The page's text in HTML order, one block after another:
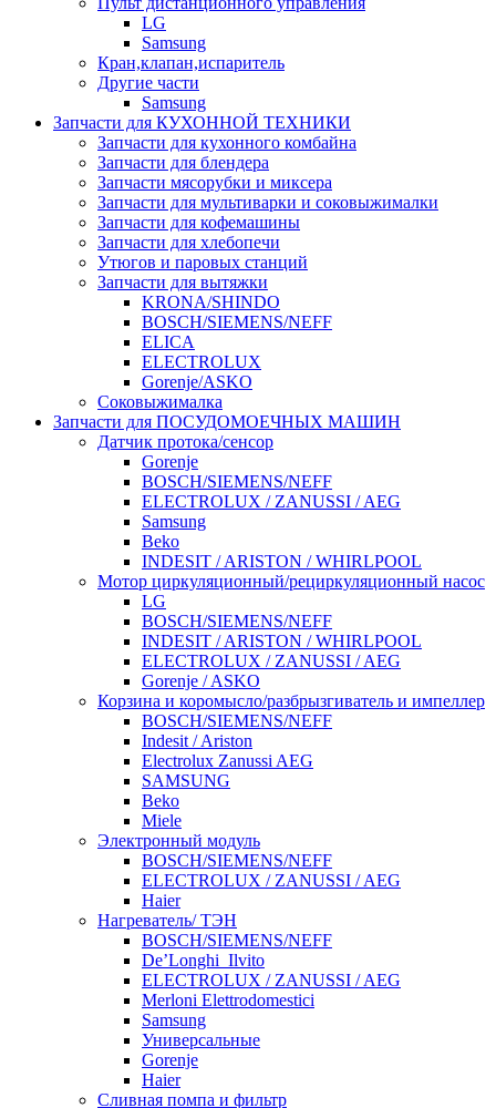
LG
Samsung
Кран,клапан,испаритель
Другие части
Samsung
Запчасти для КУХОННОЙ ТЕХНИКИ
Запчасти для кухонного комбайна
Запчасти для блендера
Запчасти мясорубки и миксера
Запчасти для мультиварки и соковыжималки
Запчасти для кофемашины
Запчасти для хлебопечи
Утюгов и паровых станций
Запчасти для вытяжки
KRONA/SHINDO
BOSCH/SIEMENS/NEFF
ELICA
ELECTROLUX
Gorenje/ASKO
Соковыжималка
Запчасти для ПОСУДОМОЕЧНЫХ МАШИН
Датчик протока/сенсор
Gorenje
BOSCH/SIEMENS/NEFF
ELECTROLUX / ZANUSSI / AEG
Samsung
Beko
INDESIT / ARISTON / WHIRLPOOL
Мотор циркуляционный/рециркуляционный насос
LG
BOSCH/SIEMENS/NEFF
INDESIT / ARISTON / WHIRLPOOL
ELECTROLUX / ZANUSSI / AEG
Gorenje / ASKO
Корзина и коромысло/разбрызгиватель и импеллер
BOSCH/SIEMENS/NEFF
Indesit / Ariston
Electrolux Zanussi AEG
SAMSUNG
Beko
Miele
Электронный модуль
BOSCH/SIEMENS/NEFF
ELECTROLUX / ZANUSSI / AEG
Haier
Нагреватель/ ТЭН
BOSCH/SIEMENS/NEFF
De’Longhi_Ilvito
ELECTROLUX / ZANUSSI / AEG
Merloni Elettrodomestici
Samsung
Универсальные
Gorenje
Haier
Сливная помпа и фильтр